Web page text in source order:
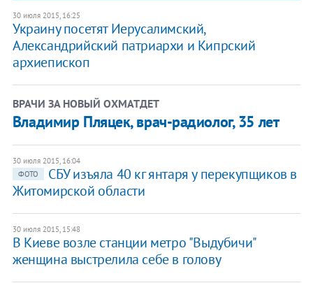
30 июля 2015, 16:25
Украину посетят Иерусалимский,
Александрийский патриархи и Кипрский
архиепископ
ВРАЧИ ЗА НОВЫЙ ОХМАТДЕТ
Владимир Пляцек, врач-радиолог, 35 лет
30 июля 2015, 16:04
ФОТО
СБУ изъяла 40 кг янтаря у перекупщиков в
Житомирской области
30 июля 2015, 15:48
В Киеве возле станции метро "Выдубичи"
женщина выстрелила себе в голову